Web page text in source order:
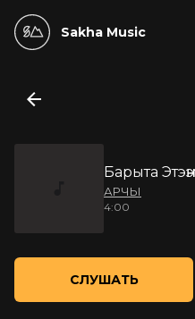
Sakha Music
Барыта Этэҥҥэ
АРЧЫ
4:00
СЛУШАТЬ